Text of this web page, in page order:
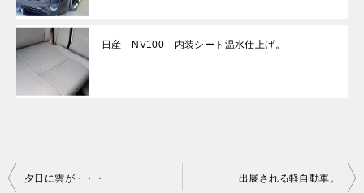
日産 NV100 内装シート温水仕上げ。
投
夕日に雲が・・・ 出展される軽自動車。